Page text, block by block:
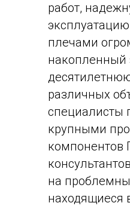
работ,
плечами
накопленный
различных
специалисты
крупными
компонентов
на
находящиеся